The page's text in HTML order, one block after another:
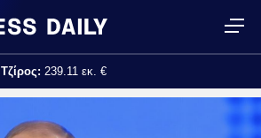
Τζίρος: 239.11 εκ. €